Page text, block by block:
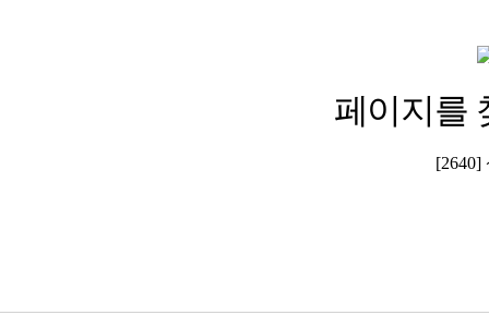
페이지를
[2640]